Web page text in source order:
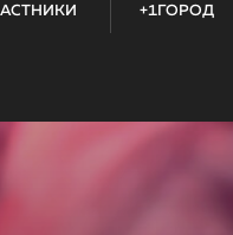
+1ГОРОД